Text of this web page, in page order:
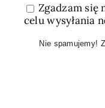
Zgadzam się
celu wysyłania
Nie spamujemy!